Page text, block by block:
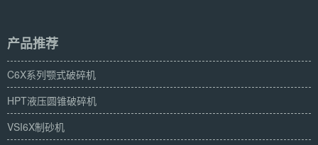
产品推荐
C6X系列颚式破碎机
HPT液压圆锥破碎机
VSI6X制砂机